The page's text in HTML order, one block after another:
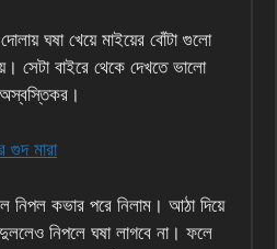
ঘষা খেয়ে মাইয়ের বোঁটা গুলো
সেটা বাইরে থেকে দেখতে ভালো
গুদ মারা
কভার পরে নিলাম। আঠা দিয়ে
নিপলে ঘষা লাগবে না। ফলে